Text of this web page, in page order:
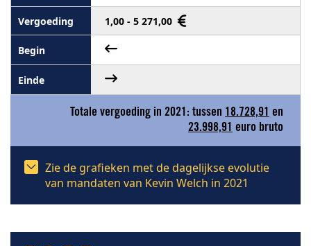
1,00 - 5 271,00
Totale vergoeding in 2021: tussen 18.728,91 en
23.998,91 euro bruto
Zie de grafieken met de dagelijkse evolutie
van mandaten van Kevin Welch in 2021